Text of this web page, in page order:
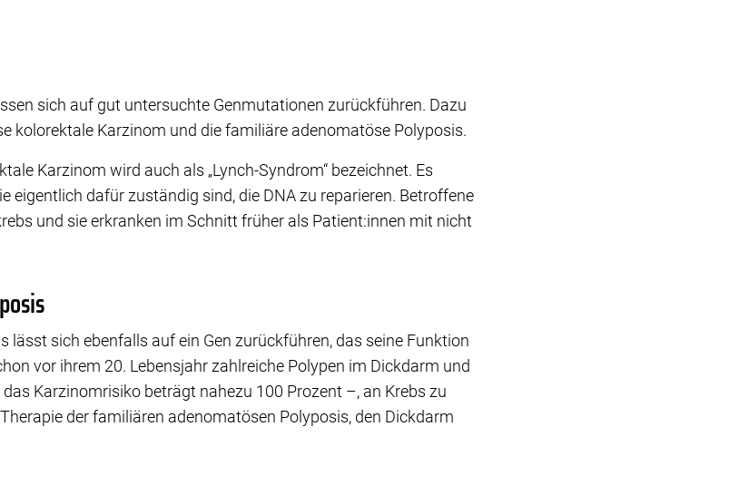
sich auf gut untersuchte Genmutationen zurückführen. Dazu
kolorektale Karzinom und die familiäre adenomatöse Polyposis.
Karzinom wird auch als „Lynch-Syndrom“ bezeichnet. Es
eigentlich dafür zuständig sind, die DNA zu reparieren. Betroffene
und sie erkranken im Schnitt früher als Patient:innen mit nicht
lässt sich ebenfalls auf ein Gen zurückführen, das seine Funktion
vor ihrem 20. Lebensjahr zahlreiche Polypen im Dickdarm und
Karzinomrisiko beträgt nahezu 100 Prozent –, an Krebs zu
der familiären adenomatösen Polyposis, den Dickdarm